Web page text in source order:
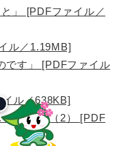
」 [PDFファイル／
ル／1.19MB]
です」 [PDFファイル
ル／638KB]
るみたい（2） [PDF